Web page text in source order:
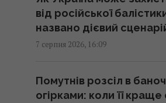
Без перегляду прайс-
Україні буде складніше
16:04 п'ятниця, 07 серпня 2026
від російської
названо дієвий
7 серпня 2026, 16:09
Помутнів розсіл в
огірками: коли її